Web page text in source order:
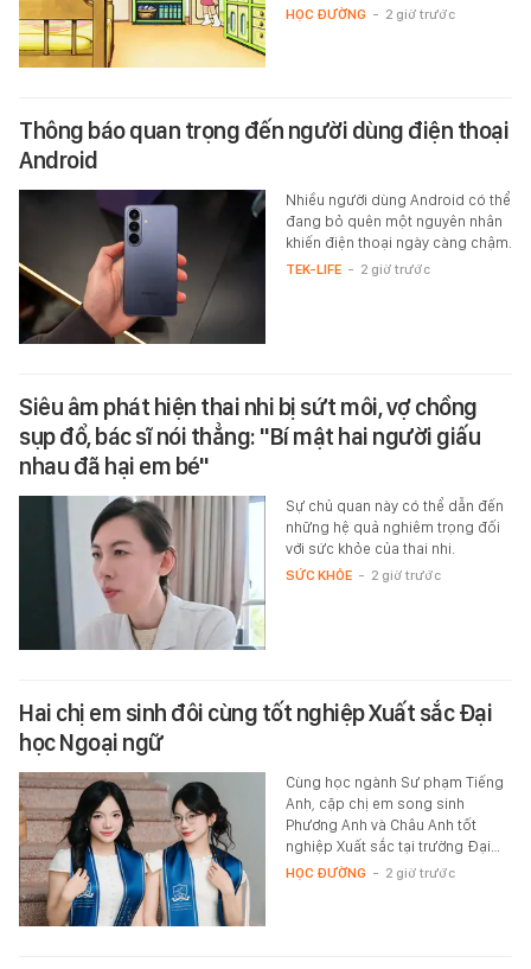
HỌC ĐƯỜNG - 2 giờ trước
Thông báo quan trọng đến người dùng điện thoại
Android
Nhiều người dùng Android có thể
đang bỏ quên một nguyên nhân
khiến điện thoại ngày càng chậm.
TEK-LIFE - 2 giờ trước
Siêu âm phát hiện thai nhi bị sứt môi, vợ chồng
sụp đổ, bác sĩ nói thẳng: "Bí mật hai người giấu
nhau đã hại em bé"
Sự chủ quan này có thể dẫn đến
những hệ quả nghiêm trọng đối
với sức khỏe của thai nhi.
SỨC KHỎE - 2 giờ trước
Hai chị em sinh đôi cùng tốt nghiệp Xuất sắc Đại
học Ngoại ngữ
Cùng học ngành Sư phạm Tiếng
Anh, cặp chị em song sinh
Phương Anh và Châu Anh tốt
nghiệp Xuất sắc tại trường Đại…
HỌC ĐƯỜNG - 2 giờ trước